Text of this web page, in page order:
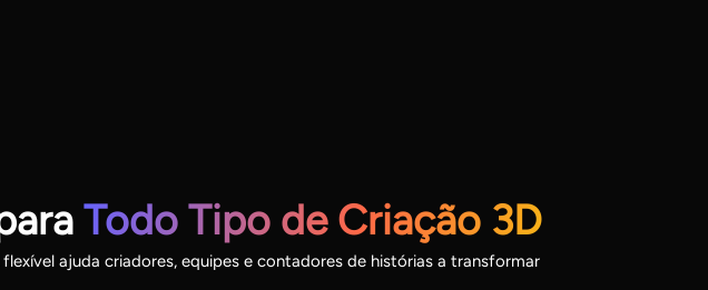
Todo Tipo de Criação 3D
ajuda criadores, equipes e contadores de histórias a transformar